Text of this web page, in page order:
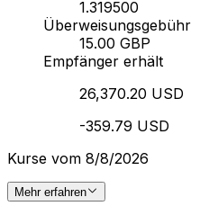
1.319500
Überweisungsgebühr
15.00 GBP
Empfänger erhält
26,370.20 USD
-359.79 USD
Kurse vom 8/8/2026
Mehr erfahren